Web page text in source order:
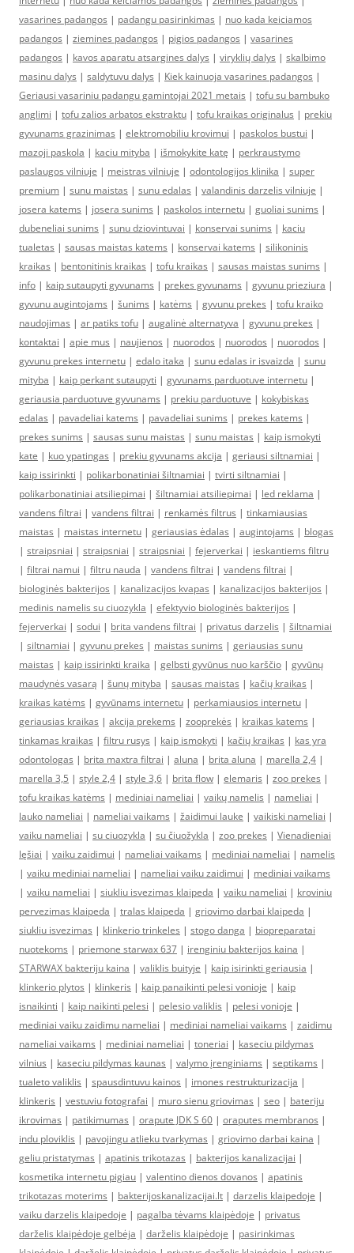
vasarines padangos | padangu pasirinkimas | nuo kada keiciamos
padangos | ziemines padangos | pigios padangos | vasarines
padangos | kavos aparatu atsargines dalys | viryklių dalys | skalbimo
masinu dalys | saldytuvu dalys | Kiek kainuoja vasarines padangos |
Geriausi vasariniu padangu gamintojai 2021 metais | tofu su bambuko
anglimi | tofu zalios arbatos ekstraktu | tofu kraikas originalus | prekiu
gyvunams grazinimas | elektromobiliu krovimui | paskolos bustui |
mazoji paskola | kaciu mityba | išmokykite katę | perkraustymo
paslaugos vilniuje | meistras vilniuje | odontologijos klinika | super
premium | sunu maistas | sunu edalas | valandinis darzelis vilniuje |
josera katems | josera sunims | paskolos internetu | guoliai sunims |
dubeneliai sunims | sunu dziovintuvai | konservai sunims | kaciu
tualetas | sausas maistas katems | konservai katems | silikoninis
kraikas | bentonitinis kraikas | tofu kraikas | sausas maistas sunims |
info | kaip sutaupyti gyvunams | prekes gyvunams | gyvunu prieziura |
gyvunu augintojams | šunims | katėms | gyvunu prekes | tofu kraiko
naudojimas | ar patiks tofu | augalinė alternatyva | gyvunu prekes |
kontaktai | apie mus | naujienos | nuorodos | nuorodos | nuorodos |
gyvunu prekes internetu | edalo itaka | sunu edalas ir isvaizda | sunu
mityba | kaip perkant sutaupyti | gyvunams parduotuve internetu |
geriausia parduotuve gyvunams | prekiu parduotuve | kokybiskas
edalas | pavadeliai katems | pavadeliai sunims | prekes katems |
prekes sunims | sausas sunu maistas | sunu maistas | kaip ismokyti
kate | kuo ypatingas | prekiu gyvunams akcija | geriausi siltnamiai |
kaip issirinkti | polikarbonatiniai šiltnamiai | tvirti siltnamiai |
polikarbonatiniai atsiliepimai | šiltnamiai atsiliepimai | led reklama |
vandens filtrai | vandens filtrai | renkamės filtrus | tinkamiausias
maistas | maistas internetu | geriausias ėdalas | augintojams | blogas
| straipsniai | straipsniai | straipsniai | fejerverkai | ieskantiems filtru
| filtrai namui | filtru nauda | vandens filtrai | vandens filtrai |
biologinės bakterijos | kanalizacijos kvapas | kanalizacijos bakterijos |
medinis namelis su ciuozykla | efektyvio biologinės bakterijos |
fejerverkai | sodui | brita vandens filtrai | privatus darzelis | šiltnamiai
| siltnamiai | gyvunu prekes | maistas sunims | geriausias sunu
maistas | kaip issirinkti kraika | gelbsti gyvūnus nuo karščio | gyvūnų
maudynės vasarą | šunų mityba | sausas maistas | kačių kraikas |
kraikas katėms | gyvūnams internetu | perkamiausios internetu |
geriausias kraikas | akcija prekems | zooprekės | kraikas katems |
tinkamas kraikas | filtru rusys | kaip ismokyti | kačių kraikas | kas yra
odontologas | brita maxtra filtrai | aluna | brita aluna | marella 2,4 |
marella 3,5 | style 2,4 | style 3,6 | brita flow | elemaris | zoo prekes |
tofu kraikas katėms | mediniai nameliai | vaikų namelis | nameliai |
lauko nameliai | nameliai vaikams | žaidimui lauke | vaikiski nameliai |
vaiku nameliai | su ciuozykla | su čiuožykla | zoo prekes | Vienadieniai
lęšiai | vaiku zaidimui | nameliai vaikams | mediniai nameliai | namelis
| vaiku mediniai nameliai | nameliai vaiku zaidimui | mediniai vaikams
| vaiku nameliai | siukliu isvezimas klaipeda | vaiku nameliai | kroviniu
pervezimas klaipeda | tralas klaipeda | griovimo darbai klaipeda |
siukliu isvezimas | klinkerio trinkeles | stogo danga | biopreparatai
nuotekoms | priemone starwax 637 | irenginiu bakterijos kaina |
STARWAX bakteriju kaina | valiklis buityje | kaip isirinkti geriausia |
klinkerio plytos | klinkeris | kaip panaikinti pelesi vonioje | kaip
isnaikinti | kaip naikinti pelesi | pelesio valiklis | pelesi vonioje |
mediniai vaiku zaidimu nameliai | mediniai nameliai vaikams | zaidimu
nameliai vaikams | mediniai nameliai | toneriai | kaseciu pildymas
vilnius | kaseciu pildymas kaunas | valymo įrenginiams | septikams |
tualeto valiklis | spausdintuvu kainos | imones restrukturizacija |
klinkeris | vestuviu fotografai | muro sienu griovimas | seo | bateriju
ikrovimas | patikimumas | orapute JDK S 60 | oraputes membranos |
indu ploviklis | pavojingu atlieku tvarkymas | griovimo darbai kaina |
geliu pristatymas | apatinis trikotazas | bakterijos kanalizacijai |
kosmetika internetu pigiau | valentino dienos dovanos | apatinis
trikotazas moterims | bakterijoskanalizacijai.lt | darzelis klaipedoje |
vaiku darzelis klaipedoje | pagalba tėvams klaipėdoje | privatus
darželis klaipėdoje gelbėja | darželis klaipėdoje | pasirinkimas